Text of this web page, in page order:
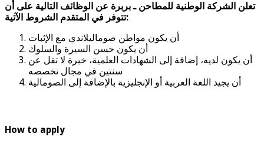
تعلن الشركة الوطنية للمطاحن ـ بربرة عن الوظائف التالية على أن
تتوفر في المتقدم الشروط الآتية:
أن يكون مواطن صوماليلاندي مع الإثبات
أن يكون حسن السيرة والسلوك
أن يكون لديه، إضافة إلى الشهادات العلمية، خبرة لا تقل عن
سنتين في مجال تخصصه
أن يجيد اللغة العربية أو الإنجليزية بالإضافة إلى الصومالية
How to apply